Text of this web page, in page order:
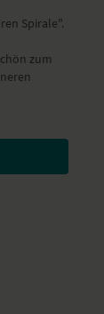
Spirale".